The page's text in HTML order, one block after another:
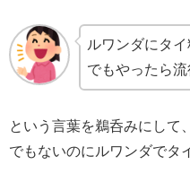
ルワンダにタ
でもやったら
という言葉を鵜呑みにして
でもないのにルワンダでタ